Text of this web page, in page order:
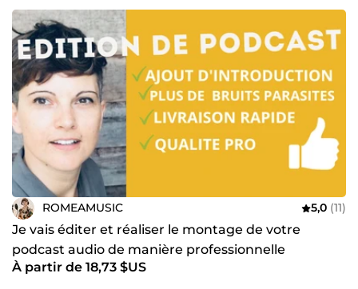
ROMEAMUSIC 5,0 (11)
Je vais éditer et réaliser le montage de votre
podcast audio de manière professionnelle
À partir de 18,73 $US